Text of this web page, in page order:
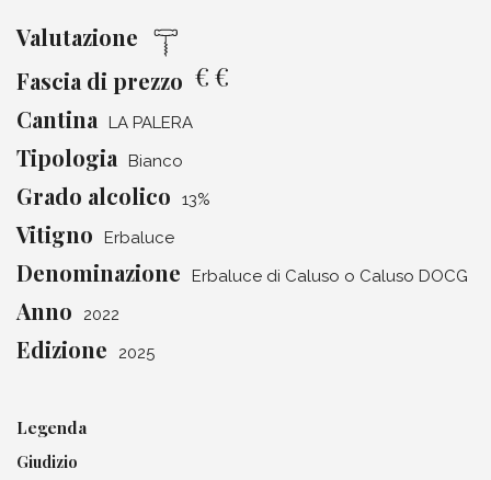
Valutazione
Fascia di prezzo €€
Cantina LA PALERA
Tipologia Bianco
Grado alcolico 13%
Vitigno Erbaluce
Denominazione Erbaluce di Caluso o Caluso DOCG
Anno 2022
Edizione 2025
Legenda
Giudizio